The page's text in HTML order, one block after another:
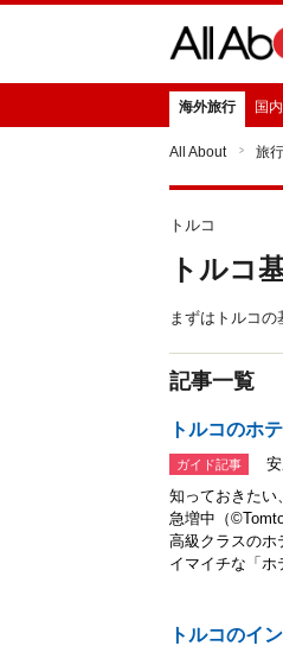
海外旅行 国
All About 旅行
トルコ
トルコ
まずはトルコ
記事一覧
トルコのホ
ガイド記事
知っておきたい
急増中（
高級クラスのホ
イマイチな「ホ
トルコのイ